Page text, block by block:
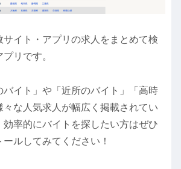
サイト・アプリの求人をまとめて検
リです。
バイト」や「近所のバイト」「高時
々な人気求人が幅広く掲載されてい
効率的にバイトを探したい方はぜひ
ルしてみてください！